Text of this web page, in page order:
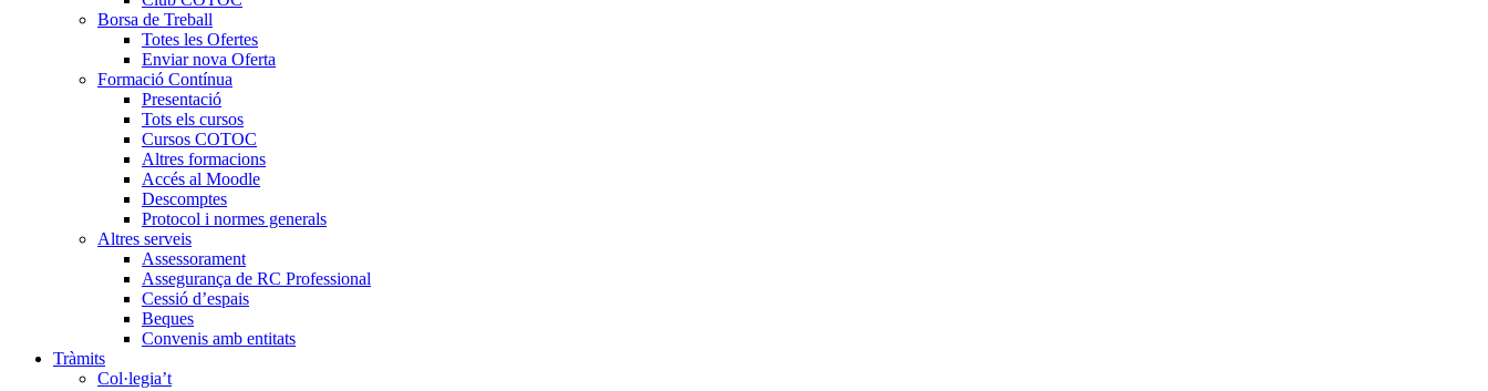
Borsa de Treball
Totes les Ofertes
Enviar nova Oferta
Formació Contínua
Presentació
Tots els cursos
Cursos COTOC
Altres formacions
Accés al Moodle
Descomptes
Protocol i normes generals
Altres serveis
Assessorament
Assegurança de RC Professional
Cessió d’espais
Beques
Convenis amb entitats
Tràmits
Col·legia’t